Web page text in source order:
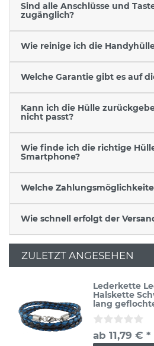
Sind alle Anschlüsse und
zugänglich?
Wie reinige ich die
Welche Garantie gibt es auf
Kann ich die Hülle
nicht passt?
Wie finde ich die richtige
Smartphone?
Welche
Wie schnell erfolgt der
ZULETZT ANGESEHEN
Lederkette
Halskette
lang
ab 11,79 € *